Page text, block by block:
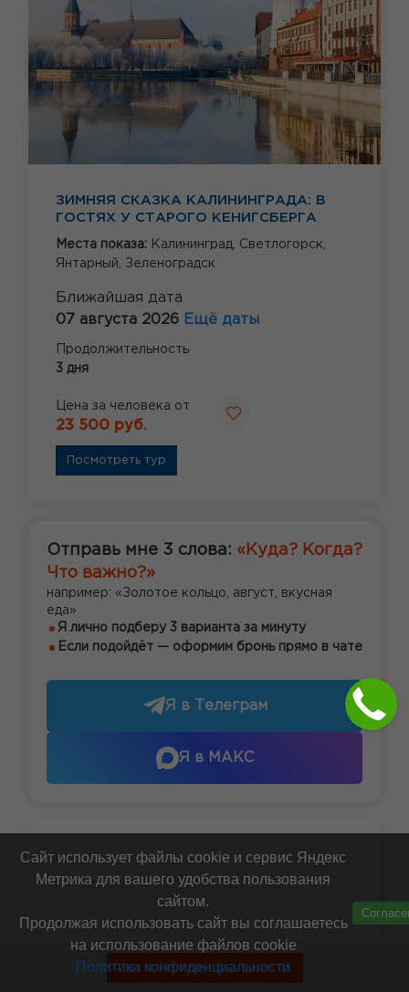
ЗИМНЯЯ СКАЗКА КАЛИНИНГРАДА: В
ГОСТЯХ У СТАРОГО КЕНИГСБЕРГА
Места показа: Калининград, Светлогорск,
Янтарный, Зеленоградск
Ближайшая дата
07 августа 2026 Ещё даты
Продолжительность
3 дня
Цена за человека от
23 500 руб.
Посмотреть тур
Отправь мне 3 слова: «Куда? Когда?
Что важно?»
например: «Золотое кольцо, август, вкусная
еда»
Я лично подберу 3 варианта за минуту
Если подойдёт — оформим бронь прямо в чате
Я в Телеграм
Я в МАКС
Смотреть туры без билетов
Сайт использует файлы cookie и сервис Яндекс
Метрика для вашего удобства пользования
сайтом.
Продолжая использовать сайт вы соглашаетесь
на использование файлов cookie
Политика конфиденциальности